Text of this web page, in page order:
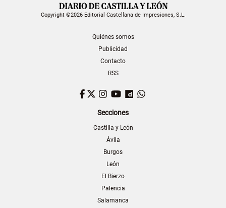
Copyright ©2026 Editorial Castellana de Impresiones, S.L.
Quiénes somos
Publicidad
Contacto
RSS
Facebook
TwitterInstagram
YouTubeDailymotion
Secciones
Castilla y León
Ávila
Burgos
León
El Bierzo
Palencia
Salamanca